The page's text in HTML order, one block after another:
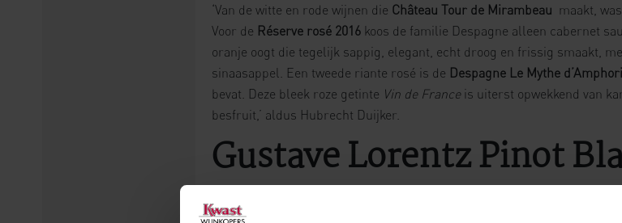
‘Van de witte en rode wijnen die Château Tour de Mirambeau maakt,
Voor de Réserve rosé 2016 koos de familie Despagne alleen cabernet
oranje oogt die tegelijk sappig, elegant, echt droog en frissig smaakt,
sinaasappel. Een tweede riante rosé is de Despagne Le Mythe
bevat. Deze bleek roze getinte Vin de France is uiterst opwekkend van
besfruit,’ aldus Hubrecht Duijker.
Gustave Lorentz Pinot
in zijn soort perfecte